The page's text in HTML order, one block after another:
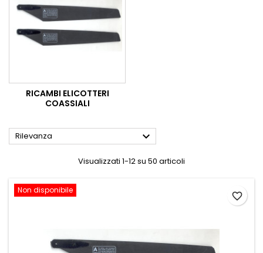
RICAMBI ELICOTTERI
COASSIALI
Rilevanza 
Visualizzati 1-12 su 50 articoli
Non disponibile
favorite_border